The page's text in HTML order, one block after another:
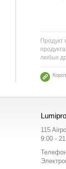
Продукт
любых
115
9:00 -